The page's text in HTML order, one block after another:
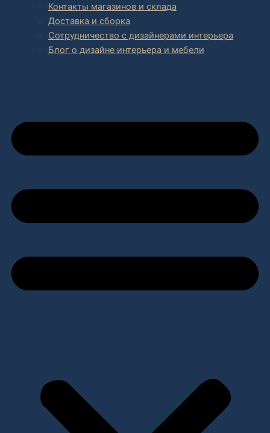
Контакты магазинов и склада
Доставка и сборка
Сотрудничество с дизайнерами интерьера
Блог о дизайне интерьера и мебели